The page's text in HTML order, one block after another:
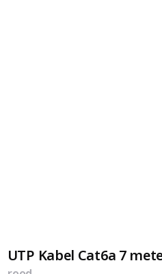
UTP Kabel Cat6a 7